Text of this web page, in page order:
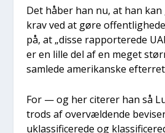
Det håber han nu, at han
krav ved at gøre
på, at „dis­se rap­por­te­re­de
er en lil­le del af en meget
sam­le­de ame­ri­kan­ske
For — og her cite­rer han så
trods af over­væl­den­de
uklas­si­fi­ce­re­de og